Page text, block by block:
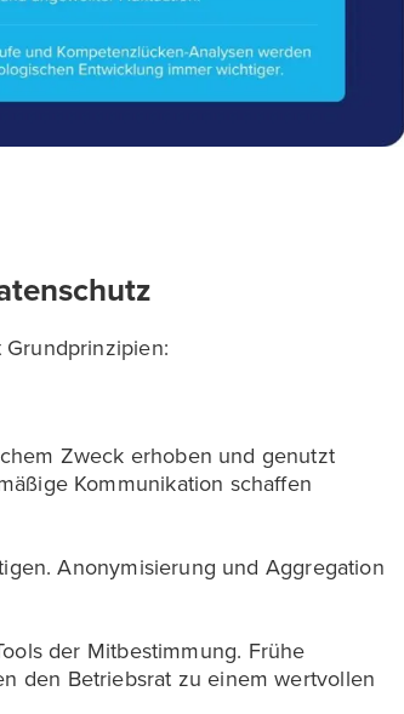
Zweck erhoben und genutzt
Kommunikation schaffen
Anonymisierung und Aggregation
der Mitbestimmung. Frühe
den Betriebsrat zu einem wertvollen